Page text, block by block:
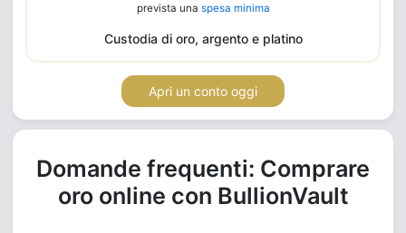
prevista una spesa minima
Custodia di oro, argento e platino
Apri un conto oggi
Domande frequenti: Comprare
oro online con BullionVault